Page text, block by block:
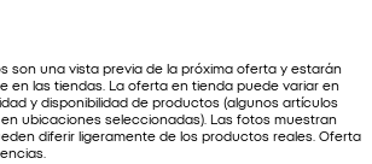
son una vista previa de la próxima oferta y estarán
en las tiendas. La oferta en tienda puede variar en
y disponibilidad de productos (algunos artículos
ubicaciones seleccionadas). Las fotos muestran
diferir ligeramente de los productos reales. Oferta